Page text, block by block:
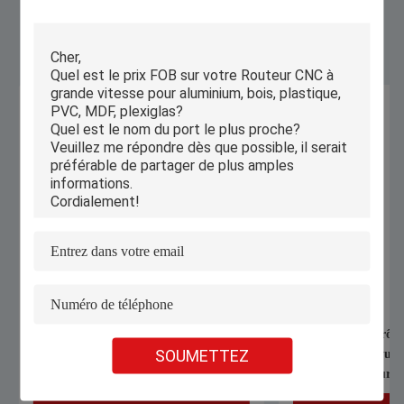
SOUMETTEZ
Machine de gravure laser intelligente
petit graveur de découpe laser de
bureau portable automatique
Système de contrôle
Machine de
jeans et jouets sur